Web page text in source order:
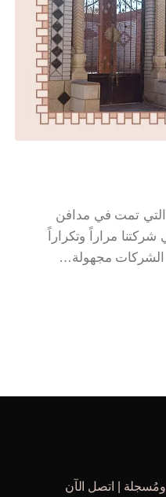
التي تمت في مدافن
مراراً وتكراراً
الشركات مجهولة…
| اتصل الآن